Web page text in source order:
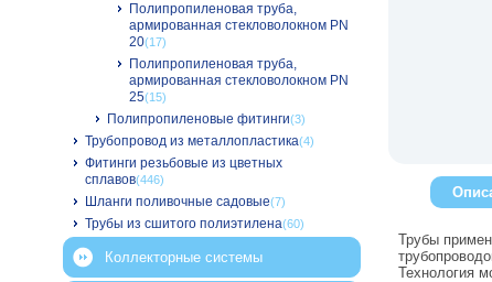
Трубы
Технология
Полипропиленовая труба,
армированная стекловолокном PN
20(17)
Полипропиленовая труба,
армированная стекловолокном PN
25(15)
Полипропиленовые фитинги(3)
Трубопровод из металлопластика(4)
Фитинги резьбовые из цветных
сплавов(446)
Шланги поливочные садовые(7)
Трубы из сшитого полиэтилена(60)
Коллекторные системы